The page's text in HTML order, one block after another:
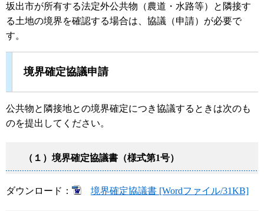
坂出市が所有する法定外公共物（農道・水路等）と隣接す
る土地の境界を確認する場合は、協議（申請）が必要で
す。
境界確定協議申請
公共物と隣接地との境界確定につき協議するときは次のも
のを提出してください。
（１）境界確定協議書（様式第1号）
ダウンロード： 境界確定協議書 [Wordファイル/31KB]